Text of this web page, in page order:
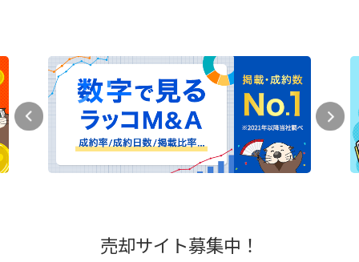
売却サイト募集中！